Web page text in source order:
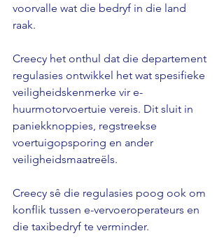
voorvalle wat die bedryf in die land
raak.
Creecy het onthul dat die departement
regulasies ontwikkel het wat spesifieke
veiligheidskenmerke vir e-
huurmotorvoertuie vereis. Dit sluit in
paniekknoppies, regstreekse
voertuigopsporing en ander
veiligheidsmaatreëls.
Creecy sê die regulasies poog ook om
konflik tussen e-vervoeroperateurs en
die taxibedryf te verminder.